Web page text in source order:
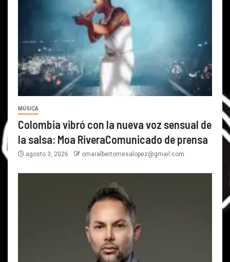
MÚSICA
Colombia vibró con la nueva voz sensual de
la salsa: Moa RiveraComunicado de prensa
agosto 3, 2026 omaralbertomesalopez@gmail.com